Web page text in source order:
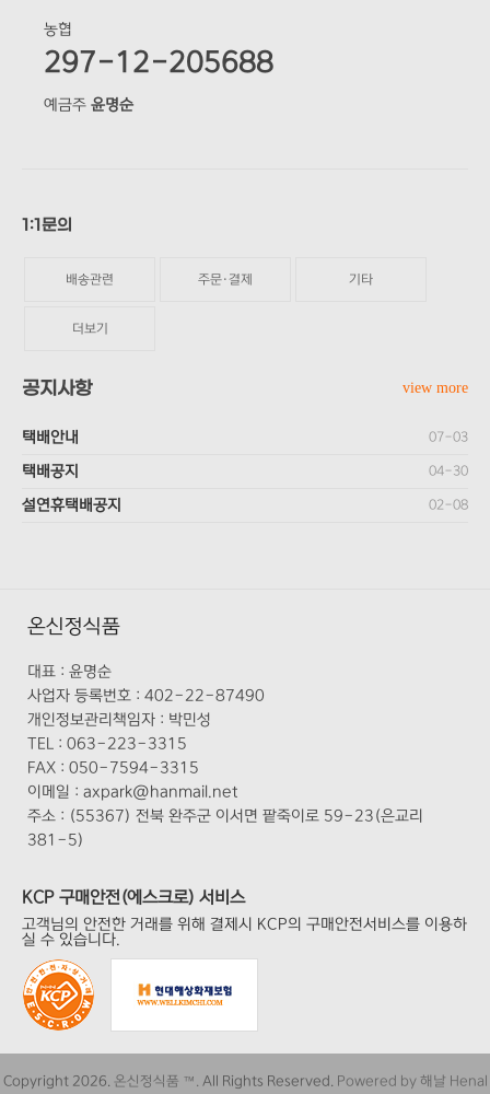
농협
297-12-205688
예금주 윤명순
1:1문의
배송관련 주문·결제 기타
더보기
공지사항 view more
택배안내 07-03
택배공지 04-30
설연휴택배공지 02-08
온신정식품
대표 : 윤명순
사업자 등록번호 : 402-22-87490
개인정보관리책임자 : 박민성
TEL : 063-223-3315
FAX : 050-7594-3315
이메일 : axpark@hanmail.net
주소 : (55367) 전북 완주군 이서면 팥죽이로 59-23(은교리
381-5)
KCP 구매안전(에스크로) 서비스
고객님의 안전한 거래를 위해 결제시 KCP의 구매안전서비스를 이용하
실 수 있습니다.
Copyright 2026. 온신정식품 ™. All Rights Reserved. Powered by 해날 Henal